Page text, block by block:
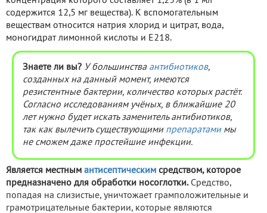
содержится 12,5 мг вещества). К вспомогательным
веществам относится натрия хлорид и цитрат, вода,
моногидрат лимонной кислоты и Е218.
Знаете ли вы? У большинства антибиотиков,
созданных на данный момент, имеются
резистентные бактерии, количество которых растёт.
Согласно исследованиям учёных, в ближайшие 20
лет нужно будет искать заменитель антибиотиков,
так как вылечить существующими препаратамимы
не сможем даже простейшие инфекции.
Является местным антисептическим средством, которое
предназначено для обработки носоглотки.Средство,
попадая на слизистые, уничтожает грамположительные и
грамотрицательные бактерии, которые являются